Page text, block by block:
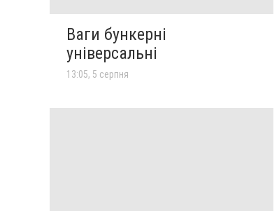
Ваги бункерні
універсальні
13:05, 5 серпня